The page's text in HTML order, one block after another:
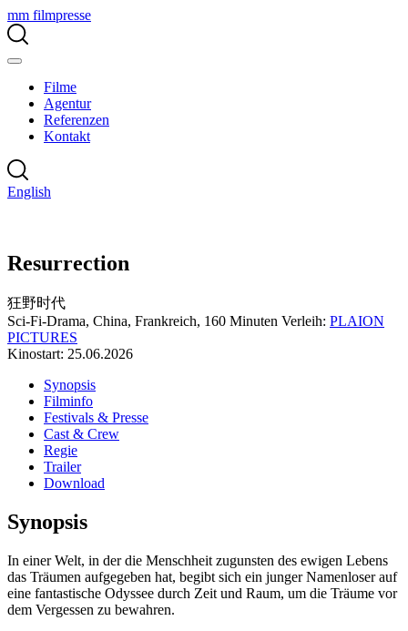
mm filmpresse
Filme
Agentur
Referenzen
Kontakt
English
Resurrection
狂野时代
Sci-Fi-Drama, China, Frankreich, 160 Minuten Verleih: PLAION
PICTURES
Kinostart: 25.06.2026
Synopsis
Filminfo
Festivals & Presse
Cast & Crew
Regie
Trailer
Download
Synopsis
In einer Welt, in der die Menschheit zugunsten des ewigen Lebens
das Träumen aufgegeben hat, begibt sich ein junger Namenloser auf
eine fantastische Odyssee durch Zeit und Raum, um die Träume vor
dem Vergessen zu bewahren.